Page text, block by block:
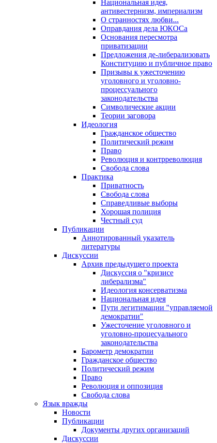
Национальная идея,
антивестернизм, империализм
О странностях любви...
Оправдания дела ЮКОСа
Основания пересмотра
приватизации
Предложения де-либерализовать
Конституцию и публичное право
Призывы к ужесточению
уголовного и уголовно-
процессуального
законодательства
Символические акции
Теории заговора
Идеология
Гражданское общество
Политический режим
Право
Революция и контрреволюция
Свобода слова
Практика
Приватность
Свобода слова
Справедливые выборы
Хорошая полиция
Честный суд
Публикации
Аннотированный указатель
литературы
Дискуссии
Архив предыдущего проекта
Дискуссия о "кризисе
либерализма"
Идеология консерватизма
Национальная идея
Пути легитимации "управляемой
демократии"
Ужесточение уголовного и
уголовно-процесуального
законодательства
Барометр демократии
Гражданское общество
Политический режим
Право
Революция и оппозиция
Свобода слова
Язык вражды
Новости
Публикации
Документы других организаций
Дискуссии